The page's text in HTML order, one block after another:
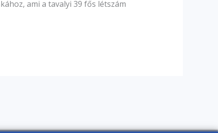
ami a tavalyi 39 fős létszám